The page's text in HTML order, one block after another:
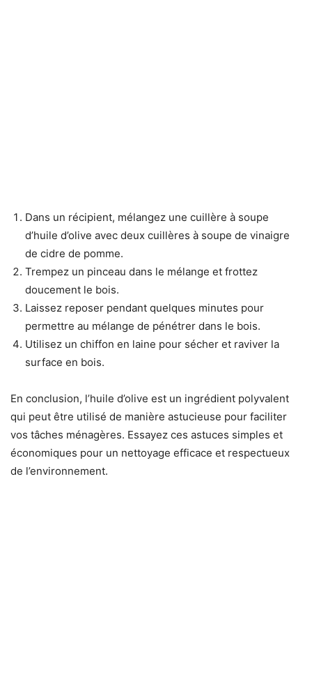
Dans un récipient, mélangez une cuillère à soupe
d’huile d’olive avec deux cuillères à soupe de vinaigre
de cidre de pomme.
Trempez un pinceau dans le mélange et frottez
doucement le bois.
Laissez reposer pendant quelques minutes pour
permettre au mélange de pénétrer dans le bois.
Utilisez un chiffon en laine pour sécher et raviver la
surface en bois.
En conclusion, l’huile d’olive est un ingrédient polyvalent
qui peut être utilisé de manière astucieuse pour faciliter
vos tâches ménagères. Essayez ces astuces simples et
économiques pour un nettoyage efficace et respectueux
de l’environnement.